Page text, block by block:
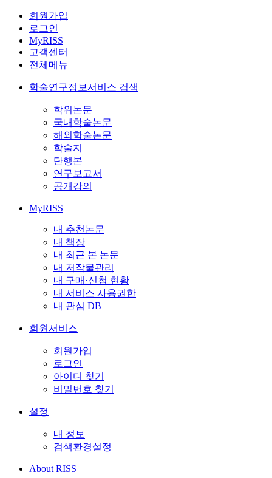
회원가입
로그인
MyRISS
고객센터
전체메뉴
학술연구정보서비스 검색
학위논문
국내학술논문
해외학술논문
학술지
단행본
연구보고서
공개강의
MyRISS
내 추천논문
내 책장
내 최근 본 논문
내 저작물관리
내 구매·신청 현황
내 서비스 사용권한
내 관심 DB
회원서비스
회원가입
로그인
아이디 찾기
비밀번호 찾기
설정
내 정보
검색환경설정
About RISS